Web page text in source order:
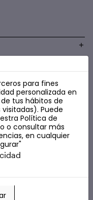
para fines
personalizada en
tus hábitos de
Puede
Política de
o consultar más
en cualquier